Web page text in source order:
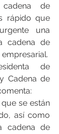
de
rápido que
una
cadena de
de
Cadena de
se están
así como
cadena de